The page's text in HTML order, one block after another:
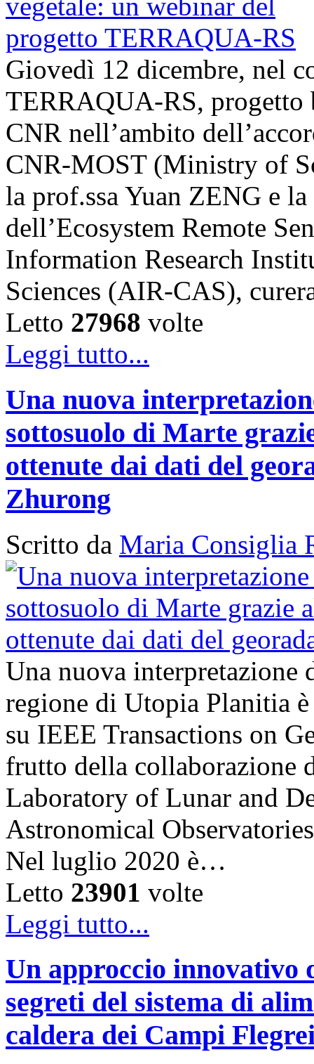
Giovedì 12 dicembre, nel
TERRAQUA-RS, progetto
CNR nell’ambito
CNR-MOST (Ministry of
la prof.ssa Yuan ZENG e
dell’Ecosystem Remote
Information Research
Sciences (AIR-CAS),
Letto 27968 volte
Leggi tutto...
Una nuova
sottosuolo di Marte
ottenute dai dati del
Zhurong
Scritto da Maria Consiglia
Una nuova interpretazione
regione di Utopia Planitia
su IEEE Transactions on
frutto della collaborazione
Laboratory of Lunar and
Astronomical
Nel luglio 2020 è…
Letto 23901 volte
Leggi tutto...
Un approccio innovativo
segreti del sistema di
caldera dei Campi